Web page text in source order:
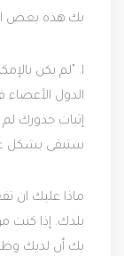
بك.هذه بعض
ا. "لم يكن
الدول الأعضاء
إثبات جذورك
ستبقى بشكل
ماذا عليك ان
بلدك. إذا كنت
بك أن لديك